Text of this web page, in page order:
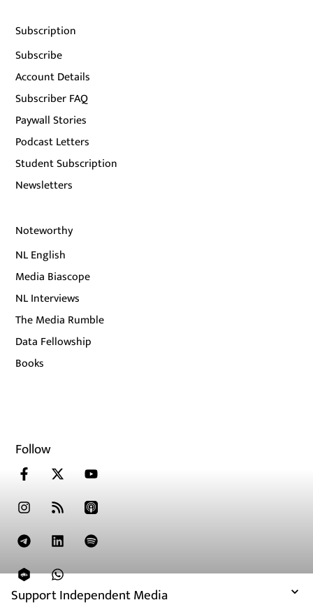
Support Independent Media
Subscription
Subscribe
Account Details
Subscriber FAQ
Paywall Stories
Podcast Letters
Student Subscription
Newsletters
Noteworthy
NL English
Media Biascope
NL Interviews
The Media Rumble
Data Fellowship
Books
Follow